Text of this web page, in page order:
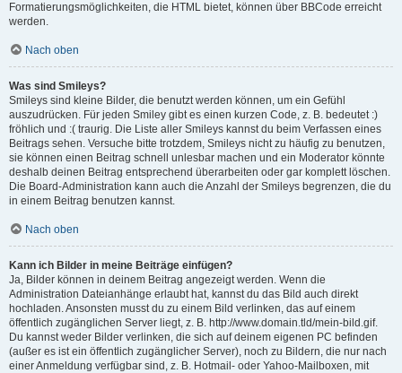
Formatierungsmöglichkeiten, die HTML bietet, können über BBCode erreicht
werden.
Nach oben
Was sind Smileys?
Smileys sind kleine Bilder, die benutzt werden können, um ein Gefühl
auszudrücken. Für jeden Smiley gibt es einen kurzen Code, z. B. bedeutet :)
fröhlich und :( traurig. Die Liste aller Smileys kannst du beim Verfassen eines
Beitrags sehen. Versuche bitte trotzdem, Smileys nicht zu häufig zu benutzen,
sie können einen Beitrag schnell unlesbar machen und ein Moderator könnte
deshalb deinen Beitrag entsprechend überarbeiten oder gar komplett löschen.
Die Board-Administration kann auch die Anzahl der Smileys begrenzen, die du
in einem Beitrag benutzen kannst.
Nach oben
Kann ich Bilder in meine Beiträge einfügen?
Ja, Bilder können in deinem Beitrag angezeigt werden. Wenn die
Administration Dateianhänge erlaubt hat, kannst du das Bild auch direkt
hochladen. Ansonsten musst du zu einem Bild verlinken, das auf einem
öffentlich zugänglichen Server liegt, z. B. http://www.domain.tld/mein-bild.gif.
Du kannst weder Bilder verlinken, die sich auf deinem eigenen PC befinden
(außer es ist ein öffentlich zugänglicher Server), noch zu Bildern, die nur nach
einer Anmeldung verfügbar sind, z. B. Hotmail- oder Yahoo-Mailboxen, mit